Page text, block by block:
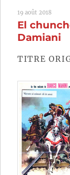
19 août 2018
El
Damiani
TITRE